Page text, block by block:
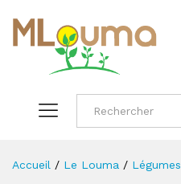
Accueil / Le Louma / Légumes